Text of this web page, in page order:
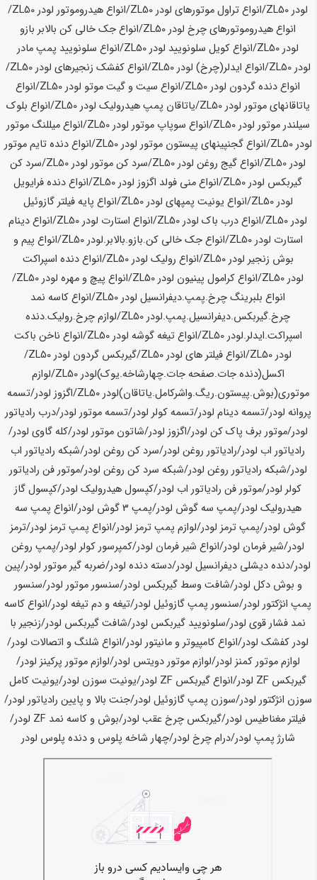
لودر
/انواع تراول موتورهای لودر /انواع هیدروموتور لودر
/
انواع هیدروموتورهای چرخ لودر
/انواع جک خالی کن بالابر بازو
لودر
/انواع کویل سلونویید لودر
/انواع سلونویید پمپ مادر
لودرZL50 /انواع ایدلر(چرخ) لودرZL50 /انواع کفشک زنجیرهای لودرZL50
/
انواع دنده گردون لودر
/انواع سیت و گیت موتو لودر
/انواع
یاتاقانهای موتور لودرZL50 /یاتاقان پمپ هیدرولیک لودرZL50
/انواع بلوک
سیلندر موتور لودرZL50 /انواع سوپاپ موتور لودرZL50
/انواع میللنگ موتور
لودرZL50 /انواع گجنپینهای پیستون موتور لودرZL50
/انواع دنده تایم موتور
لودر
/انواع گیج روغن لودر /سرد کن موتور لودر
/سرد کن
گیربکس لودر
/انواع منی فولد اگزوز لودر
/انواع دنده فرایویل
لودرZL50 /انواع یونیت پمپهای لودرZL50
/انواع پایه فیلتر گازوئیل
لودر
/انواع درب باک لودر /انواع استارت لودر
/انواع دینام
استارت لودرZL50 /انواع جک خالی کن.بازو.بالابر.لودرZL50
/انواع پیم و
بوش زنجیر لودرZL50 /انواع رولیک لودرZL50
/انواع دنده اسپراکت
لودر
/انواع کرامول پینیون لودر /انواع پیچ و مهره لودر
/
انواع بلبرینگ چرخ.پمپ.دیفرانسیل لودر
/انواع کاسه نمد
چرخ.گیربکس.دیفرانسیل.پمپ.لودر
/لوازم چرخ.رولیک.دنده
اسپراکت.ایدلر.لودرZL50 /انواع تیغه گوشه لودرZL50
/انواع ناخن باکت
لودر
/انواع فیلتر های لودر /گیربکس گردون لودر
/
اکسل(دنده جات.صفحه جات.چهارشاخه.یوک)لودرZL50
/لوازم
موتوری(بوش.پیستون.ریگ.واشرکامل.یاتاقان)لودرZL50
/اگزوز لودر/تسمه
پروانه لودر/تسمه دینام لودر/تسمه کولر لودر/تسمه موتور لودر/درب رادیاتور
لودر/موتور برف پاک کن لودر/اگزوز لودر/شاتون موتور لودر/کله گاوی لودر/
رادیاتور اب لودر/رادیاتور روغن لودر/سرد کن روغن لودر/شبکه رادیاتور اب
لودر/شبکه رادیاتور روغن لودر/شبکه سرد کن روغن لودر/موتور فن رادیاتور
کولر لودر/موتور فن رادیاتور اب لودر/کپسول هیدرولیک لودر/کپسول گاز
هیدرولیک لودر/پمپ سه گوش لودر/پمپ 3 گوش لودر/انواع پمپ سه
گوش لودر/پمپ ترمز لودر/لوازم پمپ ترمز لودر/انواع پمپ ترمز لودر/ترمز
لودر/شیر فرمان لودر/انواع شیر فرمان لودر/کمپرسور کولر لودر/پمپ روغن
لودر/دنده دیشلی دیفرانسیل لودر/دسته دنده لودر/ضربه گیر موتور لودر/پین
و بوش دکل لودر/شافت وسط گیربکس لودر/سنسور موتور لودر/سنسور
پمپ انژکتور لودر/سنسور پمپ گازوئیل لودر/تیغه و دم تیغه لودر/انواع کاسه
نمد فشار قوی لودر/سلونویید گیربکس لودر/شافت گیربکس لودر/زنجیر با
لودر کفشک لودر/انواع کامپیوتر و مانیتور لودر/انواع شلنگ و اتصالات لودر/
لوازم موتور کمنز لودر/لوازم موتور دویتس لودر/لوازم موتور پرکینز لودر/
گیربکس ZF لودر/انواع گیربکس ZF لودر/یونیت سوزن لودر/یونیت کامل
سوزن انژکتور لودر/سوزن پمپ گازوئیل لودر/جنت بالا و پایین رادیاتور لودر/
فیلتر مغناطیس لودر/گیربکس چرخ عقب لودر/بوش و کاسه نمد ZF لودر/
شارژ پمپ لودر/درام چرخ لودر/چهار شاخه پلوس و دنده پلوس لودر